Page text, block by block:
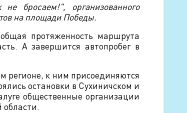
бросаем!", организованного
на площади Победы.
протяженность маршрута
А завершится автопробег в
регионе, к ним присоединяются
остановки в Сухиничском и
общественные организации